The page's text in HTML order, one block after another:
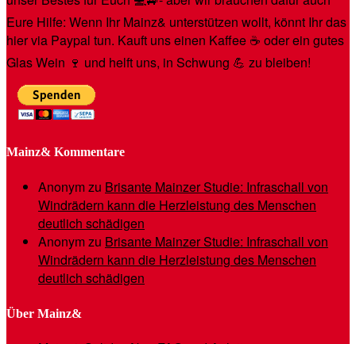
Eure Hilfe: Wenn Ihr Mainz& unterstützen wollt, könnt Ihr das
hier via Paypal tun. Kauft uns einen Kaffee ☕️ oder ein gutes
Glas Wein 🍷 und helft uns, in Schwung 💪 zu bleiben!
Mainz& Kommentare
Anonymzu Brisante Mainzer Studie: Infraschall von
Windrädern kann die Herzleistung des Menschen
deutlich schädigen
Anonymzu Brisante Mainzer Studie: Infraschall von
Windrädern kann die Herzleistung des Menschen
deutlich schädigen
Über Mainz&